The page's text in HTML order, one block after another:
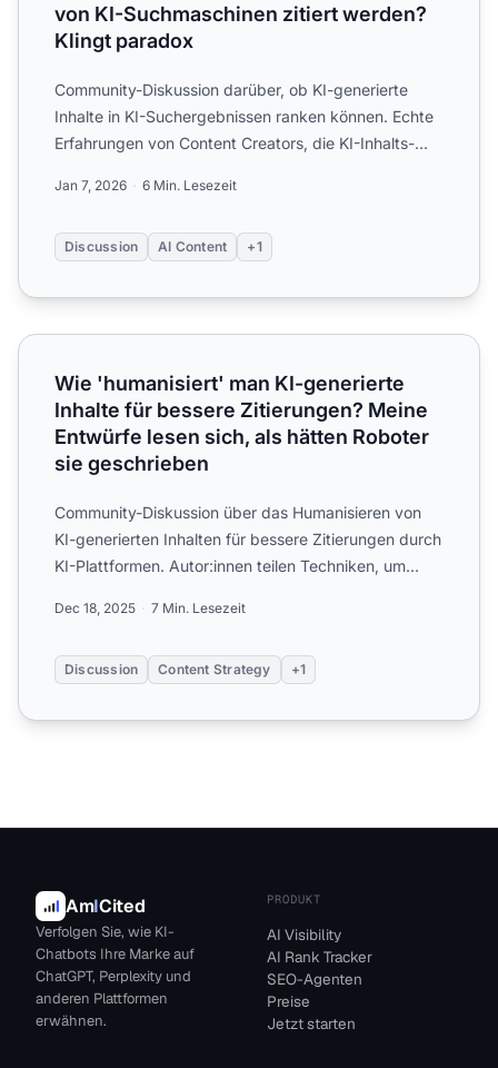
von KI-Suchmaschinen zitiert werden?
Klingt paradox
Community-Diskussion darüber, ob KI-generierte
Inhalte in KI-Suchergebnissen ranken können. Echte
Erfahrungen von Content Creators, die KI-Inhalts-
Jan 7, 2026 6 Min. Lesezeit
Discussion AI Content +1
Wie 'humanisiert' man KI-generierte Inhalte für bessere
Wie 'humanisiert' man KI-generierte
Inhalte für bessere Zitierungen? Meine
Entwürfe lesen sich, als hätten Roboter
sie geschrieben
Community-Diskussion über das Humanisieren von
KI-generierten Inhalten für bessere Zitierungen durch
KI-Plattformen. Autor:innen teilen Techniken, um
Dec 18, 2025 7 Min. Lesezeit
Discussion Content Strategy +1
AmICited
Verfolgen Sie, wie KI-
Chatbots Ihre Marke auf
ChatGPT, Perplexity und
anderen Plattformen
erwähnen.
PRODUKT
AI Visibility
AI Rank Tracker
SEO-Agenten
Preise
Jetzt starten